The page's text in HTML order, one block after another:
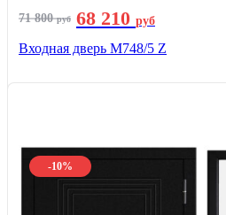
71 800руб 68 210 руб
Входная дверь М748/5 Z
-10%